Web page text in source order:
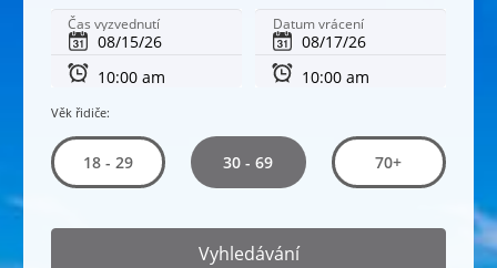
Čas vyzvednutí Datum vrácení
Věk řidiče:
18 - 29 30 - 69 70+
Vyhledávání